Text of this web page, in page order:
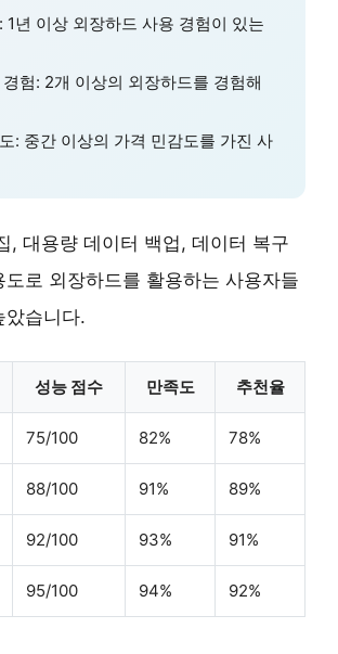
1년 이상 외장하드 사용 경험이 있는
험: 2개 이상의 외장하드를 경험해
: 중간 이상의 가격 민감도를 가진 사
, 대용량 데이터 백업, 데이터 복구
도로 외장하드를 활용하는 사용자들
았습니다.
성능 점수 만족도 추천율
75/100 82% 78%
88/100 91% 89%
92/100 93% 91%
95/100 94% 92%